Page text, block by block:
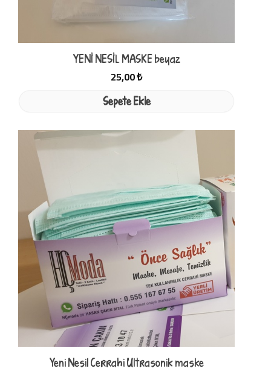
YENİ NESİL MASKE beyaz
25,00 ₺
Sepete Ekle
Yeni Nesil Cerrahi Ultrasonik maske